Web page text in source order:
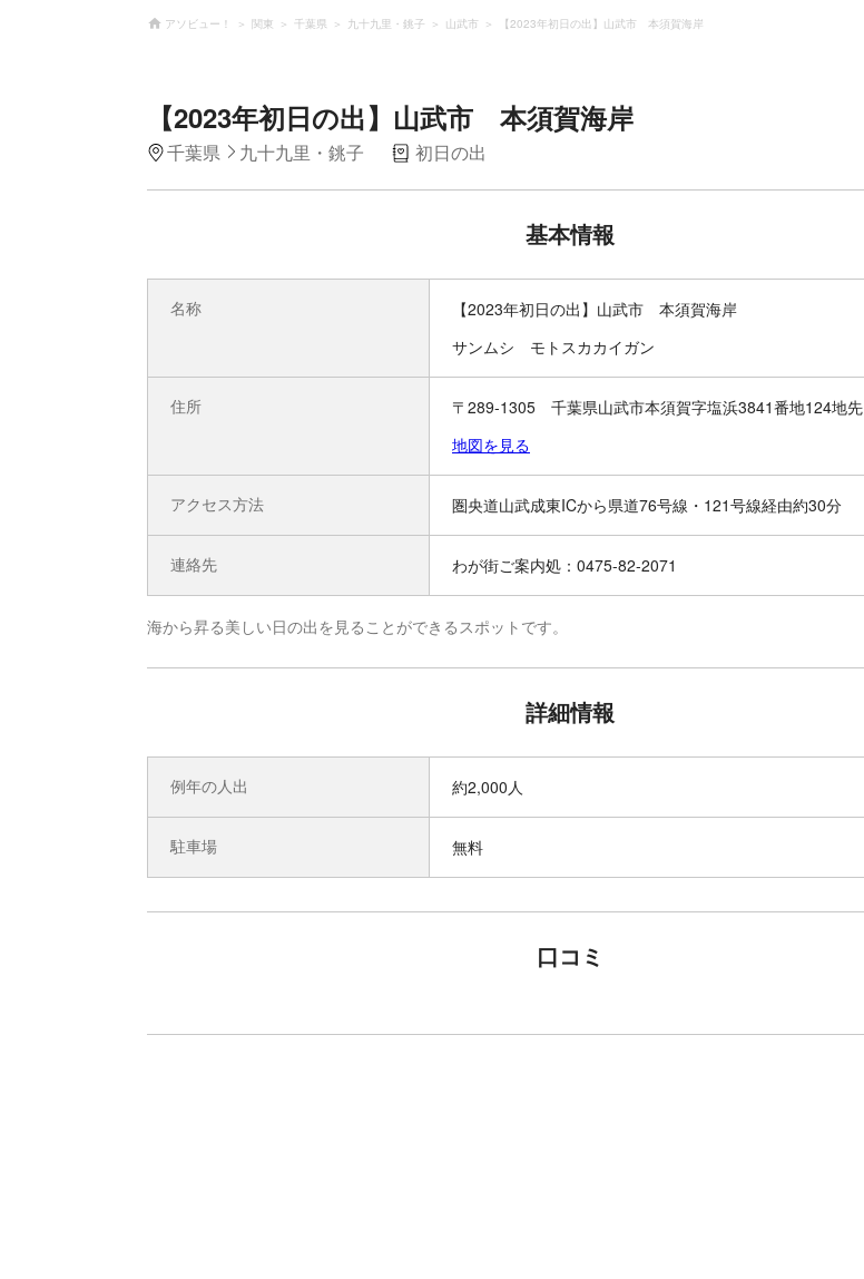
アソビュー！ 関東 千葉県 九十九里・銚子 山武市 【2023年初日の出】山武市 本須賀海岸
【2023年初日の出】山武市 本須賀海岸
千葉県 九十九里・銚子 初日の出
基本情報
名称
【2023年初日の出】山武市 本須賀海岸
サンムシ モトスカカイガン
住所
〒289-1305 千葉県山武市本須賀字塩浜3841番地124地先
地図を見る
アクセス方法 圏央道山武成東ICから県道76号線・121号線経由約30分
連絡先 わが街ご案内処：0475-82-2071
海から昇る美しい日の出を見ることができるスポットです。
詳細情報
例年の人出 約2,000人
駐車場 無料
口コミ